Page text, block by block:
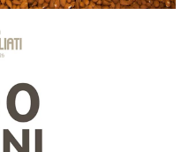
Chokladcantuccini - eko